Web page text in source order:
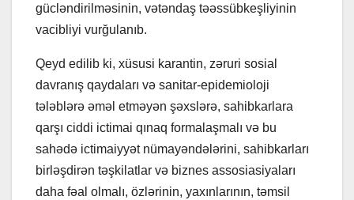
gücləndirilməsinin, vətəndaş təəssübkeşliyinin
vacibliyi vurğulanıb.
Qeyd edilib ki, xüsusi karantin, zəruri sosial
davranış qaydaları və sanitar-epidemioloji
tələblərə əməl etməyən şəxslərə, sahibkarlara
qarşı ciddi ictimai qınaq formalaşmalı və bu
sahədə ictimaiyyət nümayəndələrini, sahibkarları
birləşdirən təşkilatlar və biznes assosiasiyaları
daha fəal olmalı, özlərinin, yaxınlarının, təmsil